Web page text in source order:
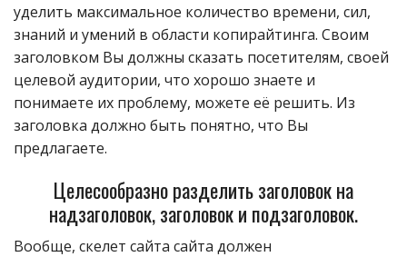
уделить максимальное количество времени, сил,
знаний и умений в области копирайтинга. Своим
заголовком Вы должны сказать посетителям, своей
целевой аудитории, что хорошо знаете и
понимаете их проблему, можете её решить. Из
заголовка должно быть понятно, что Вы
предлагаете.
Целесообразно разделить заголовок на
надзаголовок, заголовок и подзаголовок.
Вообще, скелет сайта сайта должен